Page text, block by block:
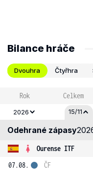
Bilance hráče
Dvouhra Čtyřhra
Rok Celkem
2026 15/11
Odehrané zápasy
Ourense ITF
07.08.
ČF